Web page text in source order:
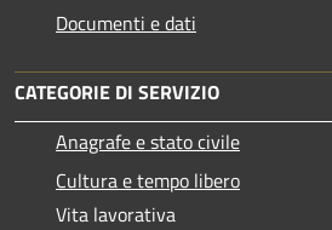
Documenti e dati
CATEGORIE DI SERVIZIO
Anagrafe e stato civile
Cultura e tempo libero
Vita lavorativa